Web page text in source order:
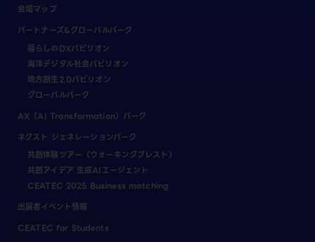
会場マップ
パートナーズ&グローバルパーク
暮らしのDXパビリオン
海洋デジタル社会パビリオン
地方創生2.0パビリオン
グローバルパーク
AX（AI Transformation）パーク
ネクスト ジェネレーションパーク
共創体験ツアー（ウォーキングブレスト）
共創アイデア 生成AIエージェント
CEATEC 2025 Business matching
出展者イベント情報
CEATEC for Students